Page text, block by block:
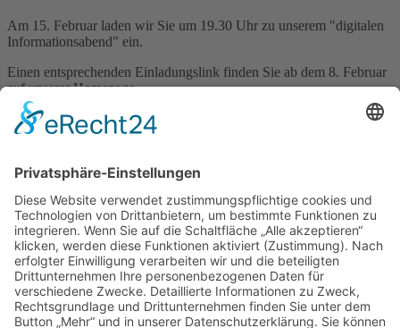
Am 15. Februar laden wir Sie um 19.30 Uhr zu unserem "digitalen
Informationsabend" ein.
Einen entsprechenden Einladungslink finden Sie ab dem 8. Februar
auf unserer Homepage.
Zurück
Anschrift
Hans-Multscher-Gymnasium Leutkirch
Herlazhofer Str. 32
88299 Leutkirch im Allgäu